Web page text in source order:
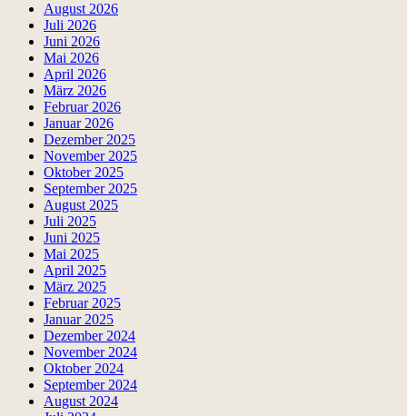
August 2026
Juli 2026
Juni 2026
Mai 2026
April 2026
März 2026
Februar 2026
Januar 2026
Dezember 2025
November 2025
Oktober 2025
September 2025
August 2025
Juli 2025
Juni 2025
Mai 2025
April 2025
März 2025
Februar 2025
Januar 2025
Dezember 2024
November 2024
Oktober 2024
September 2024
August 2024